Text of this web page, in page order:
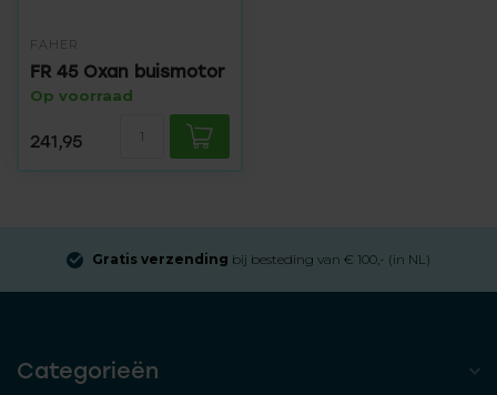
FAHER
FR 45 Oxan buismotor
Op voorraad
241,95
Gratis verzending bij besteding van € 100,- (in NL)
Categorieën